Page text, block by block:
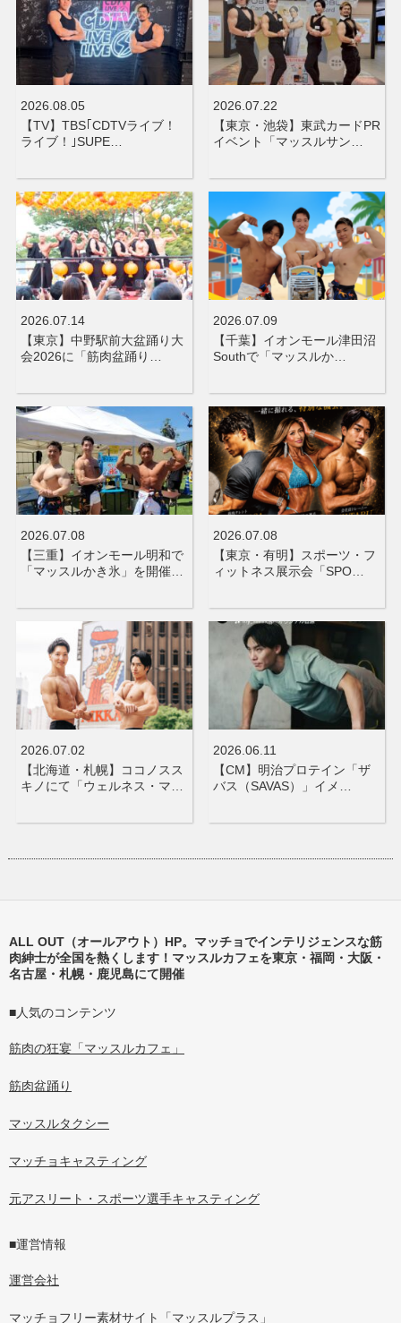
2026.08.05
【TV】TBS｢CDTVライブ！
ライブ！｣SUPE…
2026.07.22
【東京・池袋】東武カードPR
イベント「マッスルサン…
2026.07.14
【東京】中野駅前大盆踊り大
会2026に「筋肉盆踊り…
2026.07.09
【千葉】イオンモール津田沼
Southで「マッスルか…
2026.07.08
【三重】イオンモール明和で
「マッスルかき氷」を開催…
2026.07.08
【東京・有明】スポーツ・フ
ィットネス展示会「SPO…
2026.07.02
【北海道・札幌】ココノスス
キノにて「ウェルネス・マ…
2026.06.11
【CM】明治プロテイン「ザ
バス（SAVAS）」イメ…
ALL OUT（オールアウト）HP。マッチョでインテリジェンスな筋
肉紳士が全国を熱くします！マッスルカフェを東京・福岡・大阪・
名古屋・札幌・鹿児島にて開催
■人気のコンテンツ
筋肉の狂宴「マッスルカフェ」
筋肉盆踊り
マッスルタクシー
マッチョキャスティング
元アスリート・スポーツ選手キャスティング
■運営情報
運営会社
マッチョフリー素材サイト「マッスルプラス」